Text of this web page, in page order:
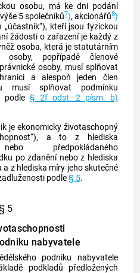
osobu, má ke dni podání
5 společníků7), akcionářů8)
„účastník“), kteří jsou fyzickou
žádosti o zařazení je každý z
osoba, která je statutárním
osoby, popřípadě členové
osoby, musí splňovat
a alespoň jeden člen
musí splňovat podmínku
podle § 2f odst. 2 písm. b)
je ekonomicky životaschopný
a to z hlediska
předpokládaného
po zdanění nebo z hlediska
z hlediska míry jeho skutečné
podle§ 5.
5
nabyvatele
podniku nabyvatele
podkladů předložených